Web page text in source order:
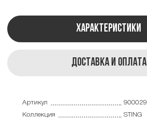
Характеристики
Доставка и оплата
Артикул
900029
Коллекция
STING